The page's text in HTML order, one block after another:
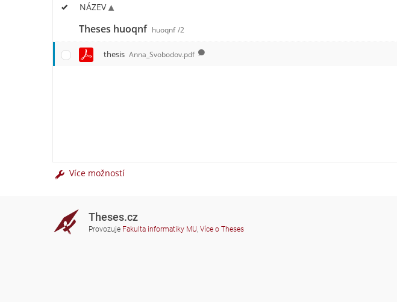
NÁZEV
Theses huoqnf huoqnf /2
thesis Anna_Svobodov.pdf
Více možností
Theses.cz
Provozuje Fakulta informatiky MU, Více o Theses